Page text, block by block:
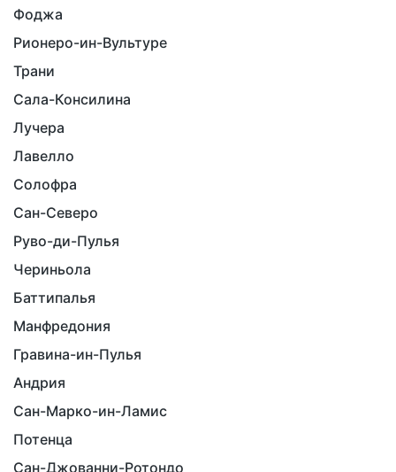
Фоджа
Рионеро-ин-Вультуре
Трани
Сала-Консилина
Лучера
Лавелло
Солофра
Сан-Северо
Руво-ди-Пулья
Чериньола
Баттипалья
Манфредония
Гравина-ин-Пулья
Андрия
Сан-Марко-ин-Ламис
Потенца
Сан-Джованни-Ротондо